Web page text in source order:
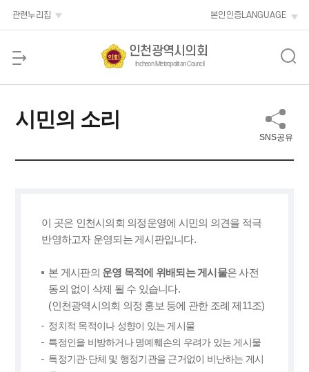
관련누리집 본인인증LANGUAGE
인천광역시의회
Incheon Metropolitan Council
시민의 소리
SNS공유
이 곳은 인천시의회 의정운영에 시민의 의견을 적극
반영하고자 운영되는 게시판입니다.
본 게시판의 운영 목적에 위배되는 게시물은 사전
동의 없이 삭제 될 수 있습니다.
(인천광역시의회 의정 홍보 등에 관한 조례 제11조)
정치적 목적이나 성향이 있는 게시물
특정인을 비방하거나 명예훼손의 우려가 있는 게시물
특정기관·단체 및 행정기관을 근거없이 비난하는 게시